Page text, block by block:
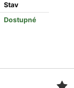
Stav
Dostupné